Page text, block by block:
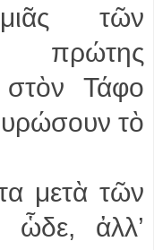
τῶν
πρώτης
στὸν Τάφο
τὸ
μετὰ τῶν
ὧδε, ἀλλ’